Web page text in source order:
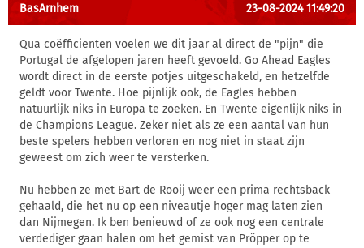
BasArnhem 23-08-2024 11:49:20
Qua coëfficienten voelen we dit jaar al direct de "pijn" die
Portugal de afgelopen jaren heeft gevoeld. Go Ahead Eagles
wordt direct in de eerste potjes uitgeschakeld, en hetzelfde
geldt voor Twente. Hoe pijnlijk ook, de Eagles hebben
natuurlijk niks in Europa te zoeken. En Twente eigenlijk niks in
de Champions League. Zeker niet als ze een aantal van hun
beste spelers hebben verloren en nog niet in staat zijn
geweest om zich weer te versterken.
Nu hebben ze met Bart de Rooij weer een prima rechtsback
gehaald, die het nu op een niveautje hoger mag laten zien
dan Nijmegen. Ik ben benieuwd of ze ook nog een centrale
verdediger gaan halen om het gemist van Pröpper op te